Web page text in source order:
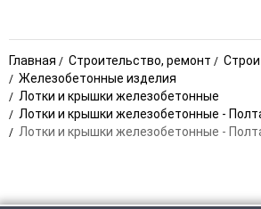
Главная Строительство, ремонт
Железобетонные изделия
Лотки и крышки железобетонные
Лотки и крышки железобетонные -
Лотки и крышки железобетонные -